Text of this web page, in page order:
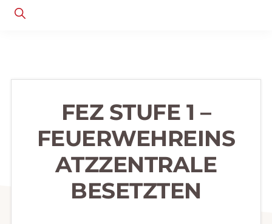
Show
Search
FEZ STUFE 1 –
FEUERWEHREINS
ATZZENTRALE
BESETZTEN